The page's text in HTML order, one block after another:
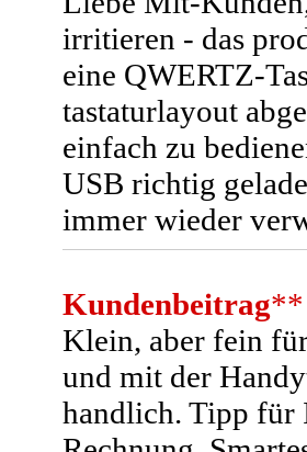
irritieren - das
eine QWERTZ-
tastaturlayout
einfach zu
USB richtig
immer wieder
Kundenbeitrag**
Klein, aber fein
und mit der
handlich. Tipp für